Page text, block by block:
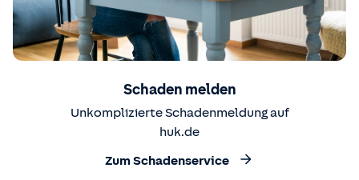
Schaden melden
Unkomplizierte Schadenmeldung auf
huk.de
Zum Schadenservice